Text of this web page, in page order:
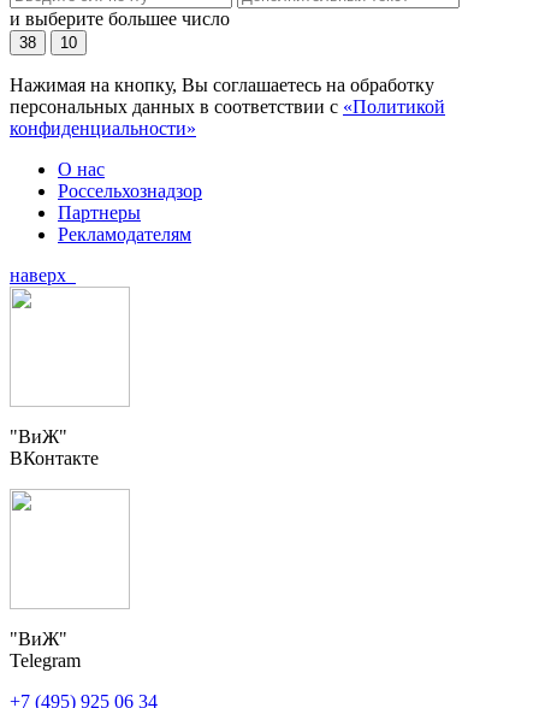
и выберите большее число
38 10
Нажимая на кнопку, Вы соглашаетесь на обработку
персональных данных в соответствии с «Политикой
конфиденциальности»
О нас
Россельхознадзор
Партнеры
Рекламодателям
наверх
"ВиЖ"
ВКонтакте
"ВиЖ"
Telegram
+7 (495) 925 06 34